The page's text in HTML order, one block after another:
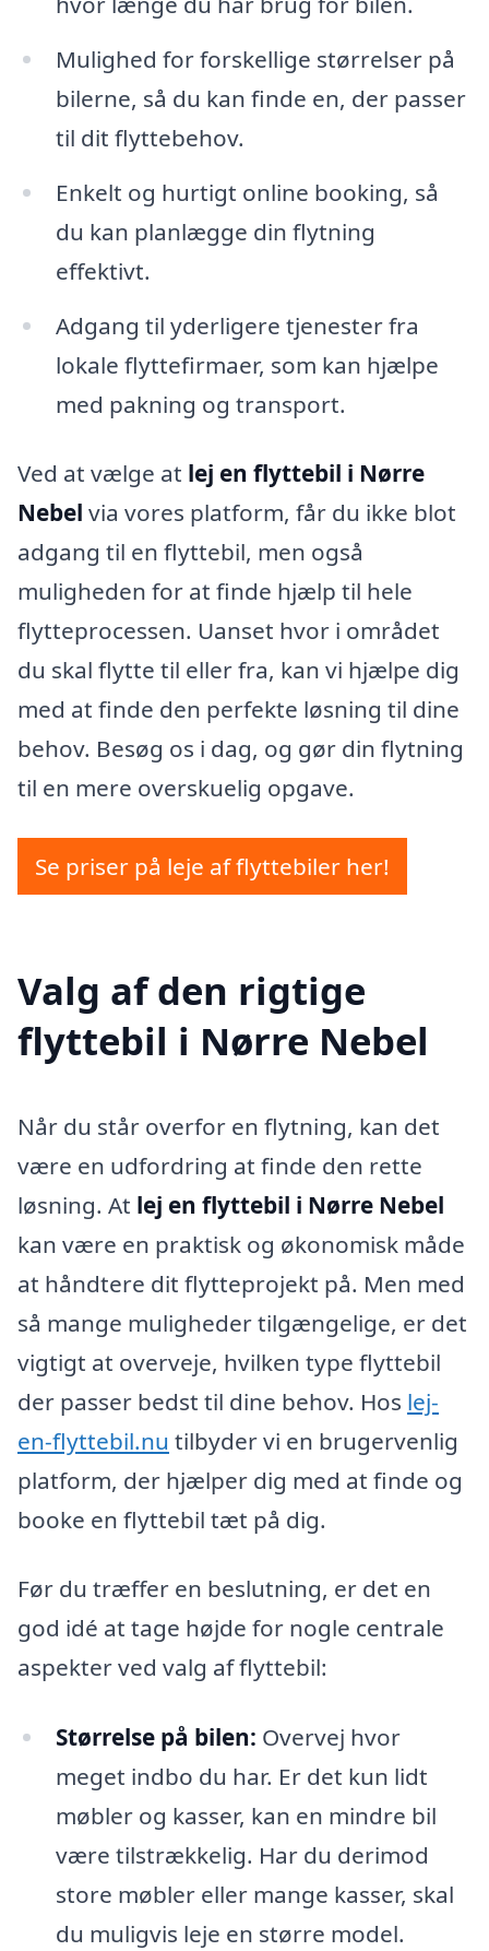
Mulighed for forskellige størrelser på
bilerne, så du kan finde en, der passer
til dit flyttebehov.
Enkelt og hurtigt online booking, så
du kan planlægge din flytning
effektivt.
Adgang til yderligere tjenester fra
lokale flyttefirmaer, som kan hjælpe
med pakning og transport.
Ved at vælge at lej en flyttebil i Nørre
Nebel via vores platform, får du ikke blot
adgang til en flyttebil, men også
muligheden for at finde hjælp til hele
flytteprocessen. Uanset hvor i området
du skal flytte til eller fra, kan vi hjælpe dig
med at finde den perfekte løsning til dine
behov. Besøg os i dag, og gør din flytning
til en mere overskuelig opgave.
Se priser på leje af flyttebiler her!
Valg af den rigtige
flyttebil i Nørre Nebel
Når du står overfor en flytning, kan det
være en udfordring at finde den rette
løsning. At lej en flyttebil i Nørre Nebel
kan være en praktisk og økonomisk måde
at håndtere dit flytteprojekt på. Men med
så mange muligheder tilgængelige, er det
vigtigt at overveje, hvilken type flyttebil
der passer bedst til dine behov. Hos lej-
en-flyttebil.nu tilbyder vi en brugervenlig
platform, der hjælper dig med at finde og
booke en flyttebil tæt på dig.
Før du træffer en beslutning, er det en
god idé at tage højde for nogle centrale
aspekter ved valg af flyttebil:
Størrelse på bilen: Overvej hvor
meget indbo du har. Er det kun lidt
møbler og kasser, kan en mindre bil
være tilstrækkelig. Har du derimod
store møbler eller mange kasser, skal
du muligvis leje en større model.